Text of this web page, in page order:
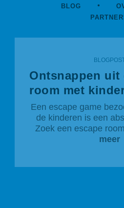
BLOG
Ontsnappen uit
room met
Een escape game
de kinderen is een
Zoek een escape
meer